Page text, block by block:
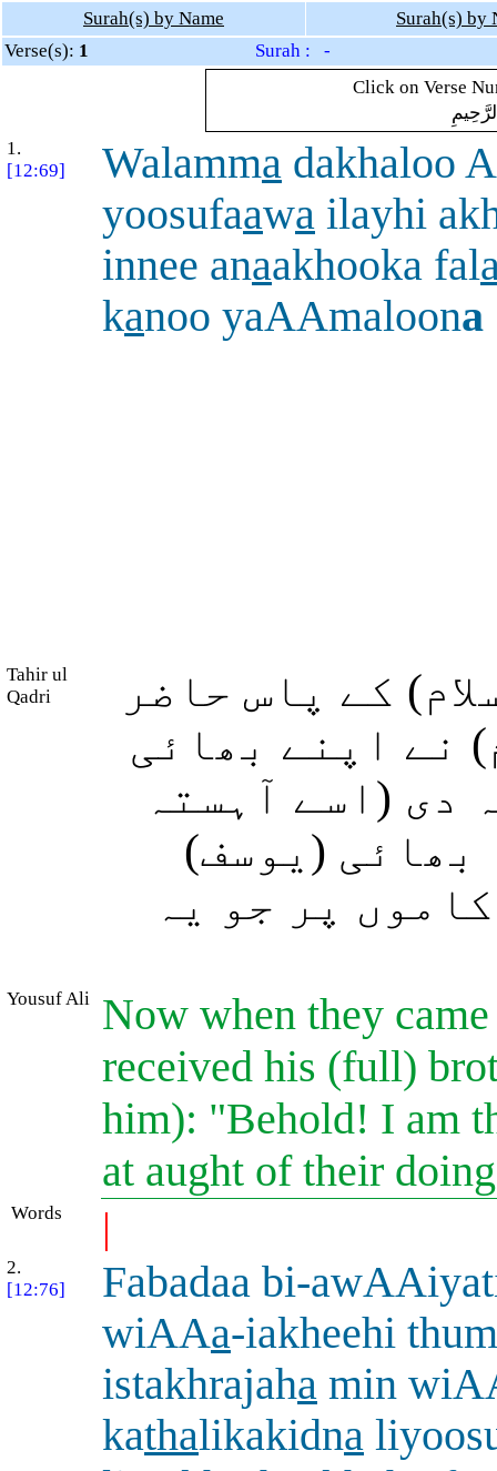
Surah(s) by Name
Surah(s) by
Verse(s): 1
Surah : -
Click on Verse
1.
[12:69]
Walamma dakhaloo
yoosufaawa ilayhi
innee anaakhooka fal
kanoo yaAAmaloona
Tahir ul
Qadri
کے پاس حاضر
نے اپنے بھائی
دی (اسے آہستہ
بھائی (یوسف)
پر جو یہ
Yousuf Ali
Now when they
received his (full)
him): "Behold! I am
at aught of their
Words |
2.
[12:76]
Fabadaa bi-
wiAAa-iakheehi
istakhrajaha min
kathalikakidna